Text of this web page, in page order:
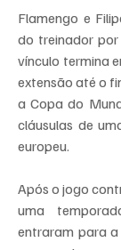
Flamengo e
do treinador
vínculo termina
extensão até o
a Copa do
cláusulas de
europeu.
Após o jogo
uma
entraram para